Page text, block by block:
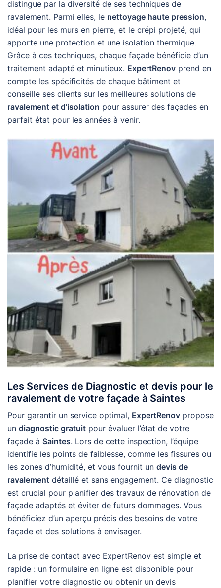
distingue par la diversité de ses techniques de
ravalement. Parmi elles, le nettoyage haute pression,
idéal pour les murs en pierre, et le crépi projeté, qui
apporte une protection et une isolation thermique.
Grâce à ces techniques, chaque façade bénéficie d’un
traitement adapté et minutieux. ExpertRenov prend en
compte les spécificités de chaque bâtiment et
conseille ses clients sur les meilleures solutions de
ravalement et d’isolation pour assurer des façades en
parfait état pour les années à venir.
Les Services de Diagnostic et devis pour le
ravalement de votre façade à Saintes
Pour garantir un service optimal, ExpertRenov propose
un diagnostic gratuit pour évaluer l’état de votre
façade à Saintes. Lors de cette inspection, l’équipe
identifie les points de faiblesse, comme les fissures ou
les zones d’humidité, et vous fournit un devis de
ravalement détaillé et sans engagement. Ce diagnostic
est crucial pour planifier des travaux de rénovation de
façade adaptés et éviter de futurs dommages. Vous
bénéficiez d’un aperçu précis des besoins de votre
façade et des solutions à envisager.
La prise de contact avec ExpertRenov est simple et
rapide : un formulaire en ligne est disponible pour
planifier votre diagnostic ou obtenir un devis